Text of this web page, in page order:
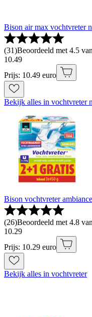
Bison air max vochtvreter
(31)Beoordeeld met 4.5
10.49
Prijs: 10.49 euro
Bekijk alles in vochtvreter
Bison vochtvreter
(26)Beoordeeld met 4.8
10.29
Prijs: 10.29 euro
Bekijk alles in vochtvreter